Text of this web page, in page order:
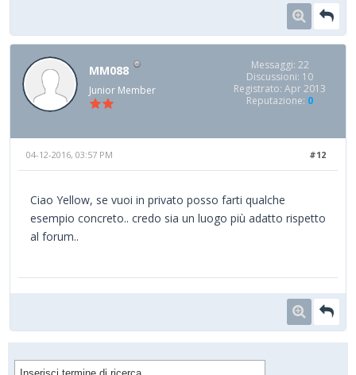
MM088
Junior Member
Messaggi: 22
Discussioni: 10
Registrato: Apr 2013
Reputazione: 0
#12
04-12-2016, 03:57 PM
Ciao Yellow, se vuoi in privato posso farti qualche
esempio concreto.. credo sia un luogo più adatto rispetto
al forum..